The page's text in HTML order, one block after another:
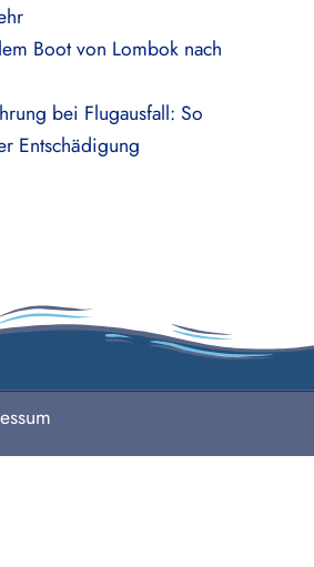
Boot von Lombok nach
bei Flugausfall: So
Entschädigung